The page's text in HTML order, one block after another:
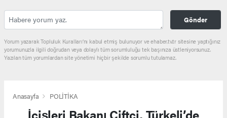
Gönder
Yorum yazarak Topluluk Kuralları’nı kabul etmiş bulunuyor ve ehaber.tv.tr sitesine yaptığınız
yorumunuzla ilgili doğrudan veya dolaylı tüm sorumluluğu tek başınıza üstleniyorsunuz.
Yazılan tüm yorumlardan site yönetimi hiçbir şekilde sorumlu tutulamaz.
Anasayfa POLİTİKA